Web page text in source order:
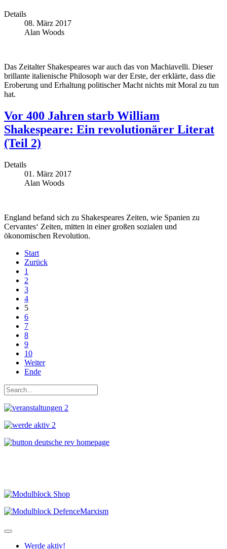
Details
08. März 2017
Alan Woods
Das Zeitalter Shakespeares war auch das von Machiavelli. Dieser
brillante italienische Philosoph war der Erste, der erklärte, dass die
Eroberung und Erhaltung politischer Macht nichts mit Moral zu tun
hat.
Vor 400 Jahren starb William
Shakespeare: Ein revolutionärer Literat
(Teil 2)
Details
01. März 2017
Alan Woods
England befand sich zu Shakespeares Zeiten, wie Spanien zu
Cervantes‘ Zeiten, mitten in einer großen sozialen und
ökonomischen Revolution.
Start
Zurück
1
2
3
4
5
6
7
8
9
10
Weiter
Ende
Werde aktiv!